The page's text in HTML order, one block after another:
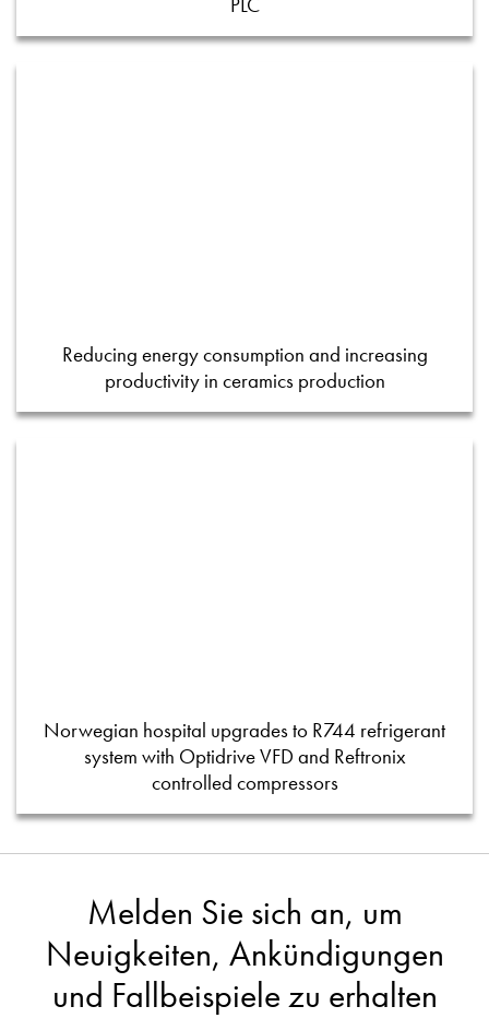
Reducing energy consumption and increasing
productivity in ceramics production
Norwegian hospital upgrades to R744 refrigerant
system with Optidrive VFD and Reftronix
controlled compressors
Melden Sie sich an, um
Neuigkeiten, Ankündigungen
und Fallbeispiele zu erhalten